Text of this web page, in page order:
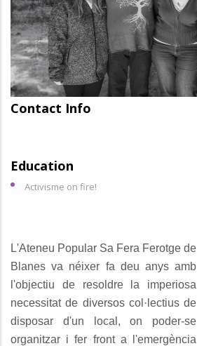
Contact Info
Education
Activisme on fire!
L'Ateneu Popular Sa Fera Ferotge de
Blanes va néixer fa deu anys amb
l'objectiu de resoldre la imperiosa
necessitat de diversos col·lectius de
disposar d'un local, on poder-se
organitzar i fer front a l'emergència